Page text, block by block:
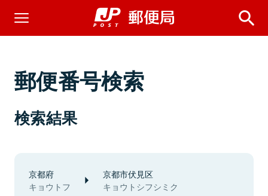
郵便番号検索
検索結果
京都府
キョウトフ
京都市伏見区
キョウトシフシミク